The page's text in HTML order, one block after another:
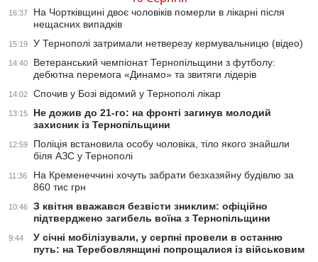
16:37
На Чортківщині двоє чоловіків померли в лікарні після
нещасних випадків
15:19 У Тернополі затримали нетверезу кермувальницю (відео)
14:40
Ветеранський чемпіонат Тернопільщини з футболу:
дебютна перемога «Динамо» та звитяги лідерів
14:02 Спочив у Бозі відомий у Тернополі лікар
13:15
Не дожив до 21-го: на фронті загинув молодий
захисник із Тернопільщини
12:59
Поліція встановила особу чоловіка, тіло якого знайшли
біля АЗС у Тернополі
11:36
На Кременеччині хочуть забрати безхазяйну будівлю за
860 тис грн
10:46
З квітня вважався безвісти зниклим: офіційно
підтверджено загибель воїна з Тернопільщини
9:44
У січні мобілізували, у серпні провели в останню
путь: на Теребовлянщині попрощалися із військовим